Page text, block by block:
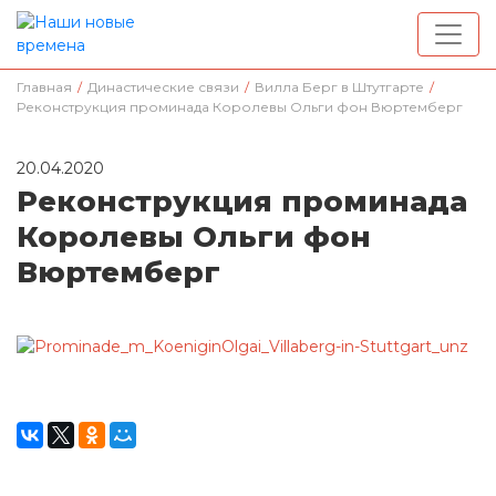
Главная / Династические связи / Вилла Берг в Штутгарте /
Реконструкция проминада Королевы Ольги фон Вюртемберг
20.04.2020
Реконструкция проминада
Королевы Ольги фон
Вюртемберг